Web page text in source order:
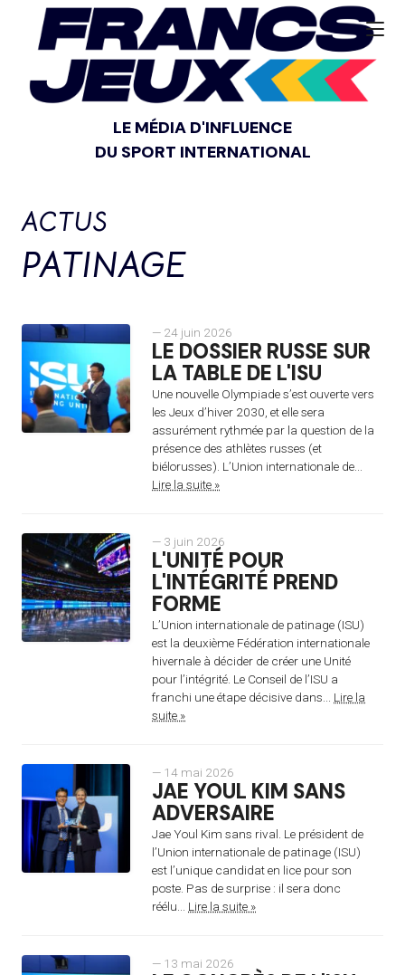
LE MÉDIA D'INFLUENCE
DU SPORT INTERNATIONAL
ACTUS
PATINAGE
— 24 juin 2026
LE DOSSIER RUSSE SUR
LA TABLE DE L'ISU
Une nouvelle Olympiade s’est ouverte vers
les Jeux d’hiver 2030, et elle sera
assurément rythmée par la question de la
présence des athlètes russes (et
biélorusses). L’Union internationale de...
Lire la suite »
— 3 juin 2026
L'UNITÉ POUR
L'INTÉGRITÉ PREND
FORME
L’Union internationale de patinage (ISU)
est la deuxième Fédération internationale
hivernale à décider de créer une Unité
pour l’intégrité. Le Conseil de l’ISU a
franchi une étape décisive dans... Lire la
suite »
— 14 mai 2026
JAE YOUL KIM SANS
ADVERSAIRE
Jae Youl Kim sans rival. Le président de
l’Union internationale de patinage (ISU)
est l’unique candidat en lice pour son
poste. Pas de surprise : il sera donc
réélu... Lire la suite »
— 13 mai 2026